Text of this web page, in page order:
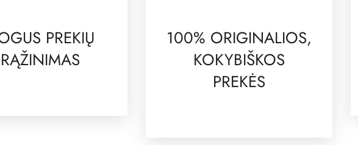
PREKIŲ
100% ORIGINALIOS,
KOKYBIŠKOS
PREKĖS